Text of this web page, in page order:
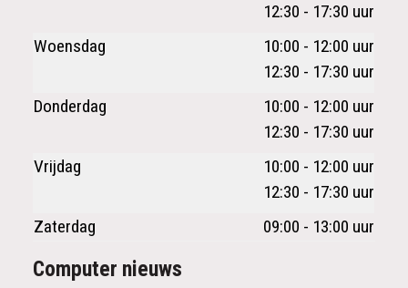
12:30 - 17:30 uur
Woensdag
10:00 - 12:00 uur
12:30 - 17:30 uur
Donderdag
10:00 - 12:00 uur
12:30 - 17:30 uur
Vrijdag
10:00 - 12:00 uur
12:30 - 17:30 uur
Zaterdag
09:00 - 13:00 uur
Computer nieuws